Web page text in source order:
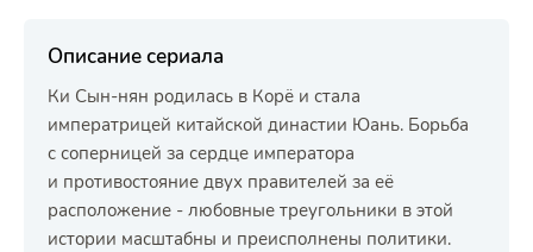
Описание сериала
Ки Сын-нян родилась в Корё и стала
императрицей китайской династии Юань. Борьба
с соперницей за сердце императора
и противостояние двух правителей за её
расположение - любовные треугольники в этой
истории масштабны и преисполнены политики.